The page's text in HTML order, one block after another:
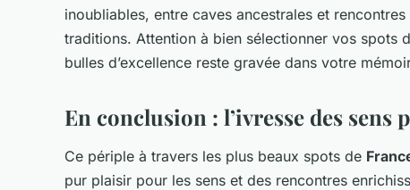
inoubliables, entre caves ancestrales et
traditions. Attention à bien sélectionner vos spots
bulles d’excellence reste gravée dans votre
En conclusion : l’ivresse des
Ce périple à travers les plus beaux spots de
pur plaisir pour les sens et des rencontres